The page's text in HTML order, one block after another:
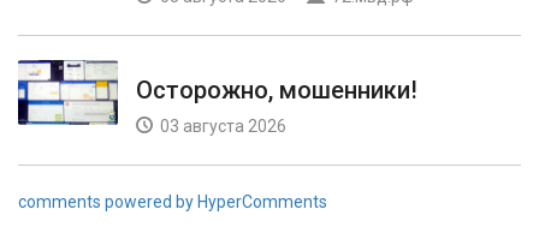
Осторожно, мошенники!
03 августа 2026
comments powered by HyperComments